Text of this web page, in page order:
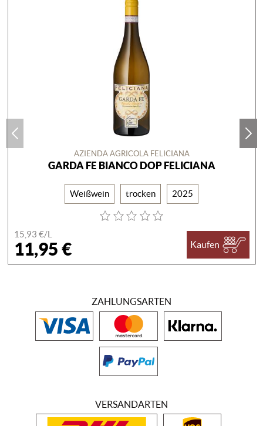
AZIENDA AGRICOLA FELICIANA
GARDA FE BIANCO DOP FELICIANA
Weißwein trocken 2025
15,93 €/L
11,95 € Kaufen
ZAHLUNGSARTEN
VERSANDARTEN